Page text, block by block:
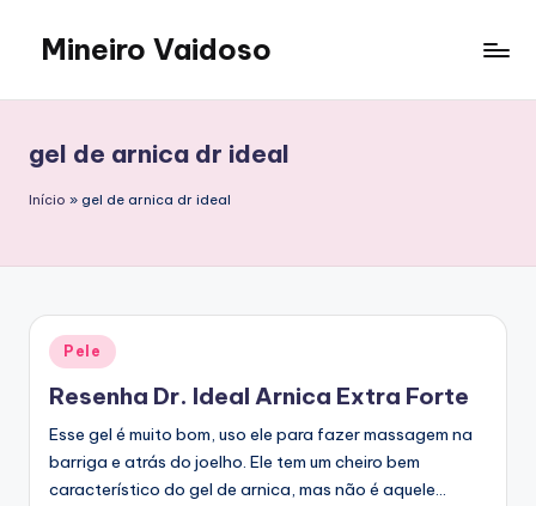
content
Mineiro Vaidoso
Autocuidado
e
Resenhas
gel de arnica dr ideal
Início » gel de arnica dr ideal
Posted
in
Pele
Resenha Dr. Ideal Arnica Extra Forte
Esse gel é muito bom, uso ele para fazer massagem na
barriga e atrás do joelho. Ele tem um cheiro bem
característico do gel de arnica, mas não é aquele…